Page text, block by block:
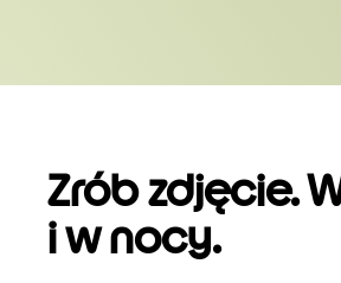
Zrób zdjęcie.
i w nocy.